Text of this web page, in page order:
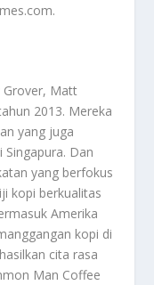
Grover, Matt
2013. Mereka
yang juga
Dan
yang berfokus
kopi berkualitas
Amerika
kopi di
cita rasa
Man Coffee